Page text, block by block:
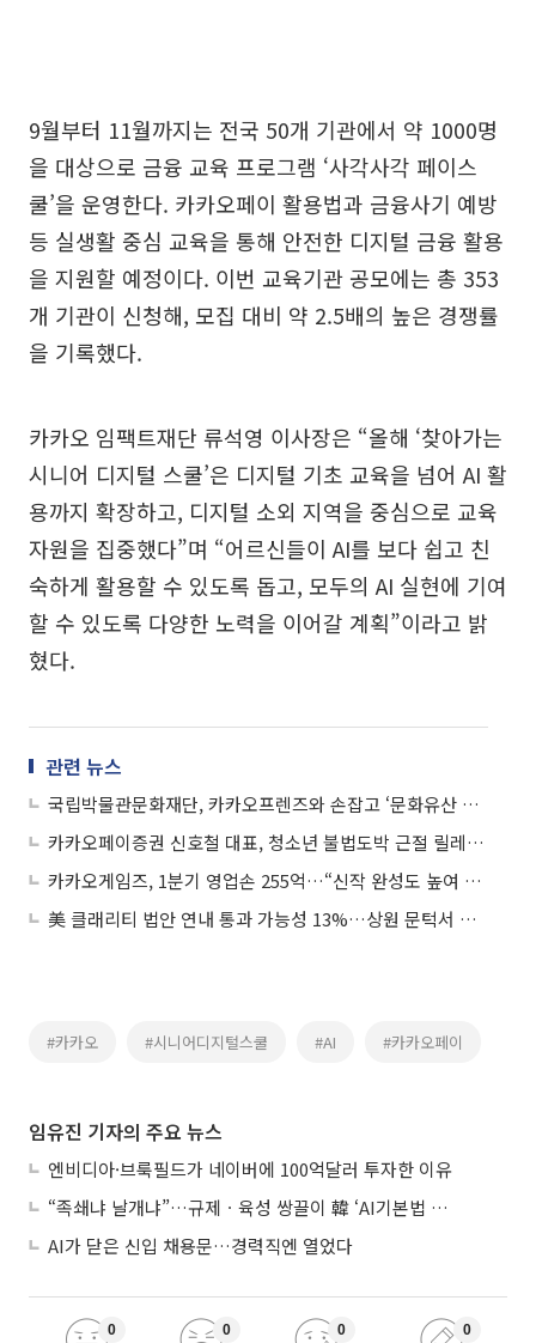
9월부터 11월까지는 전국 50개 기관에서 약 1000명
을 대상으로 금융 교육 프로그램 ‘사각사각 페이스
쿨’을 운영한다. 카카오페이 활용법과 금융사기 예방
등 실생활 중심 교육을 통해 안전한 디지털 금융 활용
을 지원할 예정이다. 이번 교육기관 공모에는 총 353
개 기관이 신청해, 모집 대비 약 2.5배의 높은 경쟁률
을 기록했다.
카카오 임팩트재단 류석영 이사장은 “올해 ‘찾아가는
시니어 디지털 스쿨’은 디지털 기초 교육을 넘어 AI 활
용까지 확장하고, 디지털 소외 지역을 중심으로 교육
자원을 집중했다”며 “어르신들이 AI를 보다 쉽고 친
숙하게 활용할 수 있도록 돕고, 모두의 AI 실현에 기여
할 수 있도록 다양한 노력을 이어갈 계획”이라고 밝
혔다.
관련 뉴스
국립박물관문화재단, 카카오프렌즈와 손잡고 ‘문화유산 뮷즈’ 공개
카카오페이증권 신호철 대표, 청소년 불법도박 근절 릴레이 캠페인 동참
카카오게임즈, 1분기 영업손 255억…“신작 완성도 높여 하반기 성과 창출“
美 클래리티 법안 연내 통과 가능성 13%…상원 문턱서 제동
#카카오 #시니어디지털스쿨 #AI #카카오페이
임유진 기자의 주요 뉴스
엔비디아·브룩필드가 네이버에 100억달러 투자한 이유
“족쇄냐 날개냐”…규제ㆍ육성 쌍끌이 韓 ‘AI기본법 개정안’ 오늘 시행
AI가 닫은 신입 채용문…경력직엔 열었다
0 0 0 0